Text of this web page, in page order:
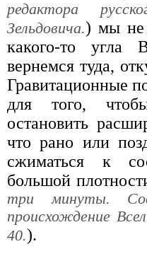
редактора
Зельдовича.) мы не
какого-то угла
вернемся туда,
Гравитационные
для того,
остановить
что рано или
сжиматься к
большой
три минуты.
происхождение
40.).